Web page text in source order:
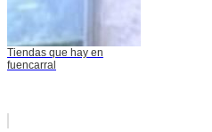
Tiendas que hay en
fuencarral